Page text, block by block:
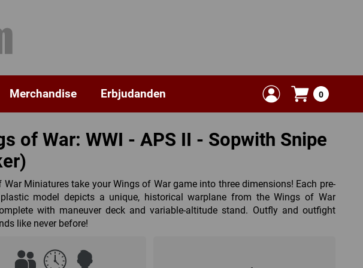
Merchandise Erbjudanden 0
of War: WWI - APS II - Sopwith Snipe
War Miniatures take your Wings of War game into three dimensions! Each pre-
model depicts a unique, historical warplane from the Wings of War
with maneuver deck and variable-altitude stand. Outfly and outfight
like never before!